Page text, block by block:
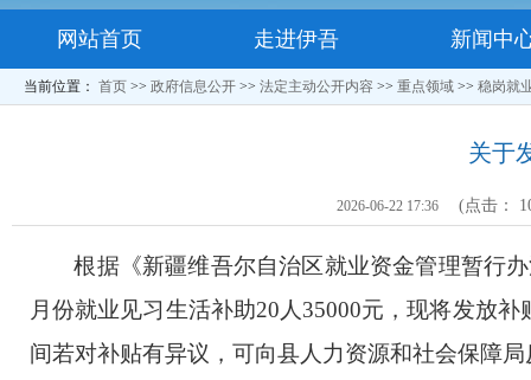
网站首页 走进伊吾 新闻中
当前位置： 首页 >> 政府信息公开 >> 法定主动公开内容 >> 重点领域 >> 稳岗就
关于
2026-06-22 17:36 (点击：
根据《新疆维吾尔自治区就业资金管理暂行
月份就业见习生活补助20人35000元，现将发放补
间若对补贴有异议，可向县人力资源和社会保障局